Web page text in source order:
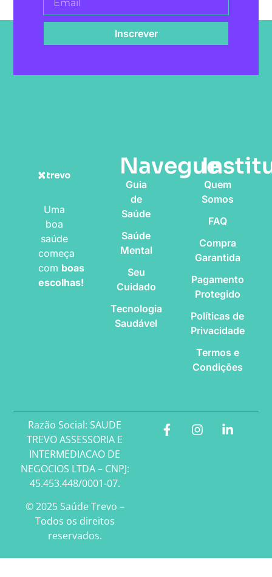
Inscrever
Uma
boa
saúde
começa
com boas
escolhas!
Navegue
Guia
de
Saúde
Saúde
Mental
Seu
Cuidado
Tecnologia
Saudável
Quem
Somos
FAQ
Compra
Garantida
Pagamento
Protegido
Políticas de
Privacidade
Termos e
Condições
Razão Social: SAUDE
TREVO ASSESSORIA E
INTERMEDIACAO DE
NEGOCIOS LTDA – CNPJ:
45.453.448/0001-07.
© 2025 Saúde Trevo –
Todos os direitos
reservados.